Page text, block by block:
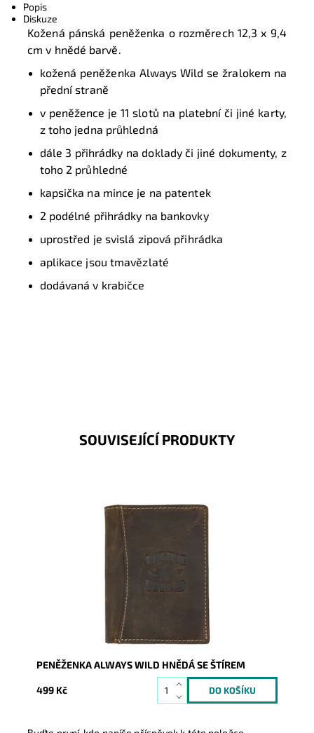
Popis
Diskuze
Kožená pánská peněženka o rozměrech 12,3 x 9,4
cm v hnědé barvě.
kožená peněženka Always Wild se žralokem na
přední straně
v peněžence je 11 slotů na platební či jiné karty,
z toho jedna průhledná
dále 3 přihrádky na doklady či jiné dokumenty, z
toho 2 průhledné
kapsička na mince je na patentek
2 podélné přihrádky na bankovky
uprostřed je svislá zipová přihrádka
aplikace jsou tmavězlaté
dodávaná v krabičce
SOUVISEJÍCÍ PRODUKTY
Kožená pánská peněženka Always Wild hnědá s
vyraženým logem a štírem na přední straně je
Skladem
820
2 roky
PENĚŽENKA ALWAYS WILD HNĚDÁ SE ŠTÍREM
499 Kč